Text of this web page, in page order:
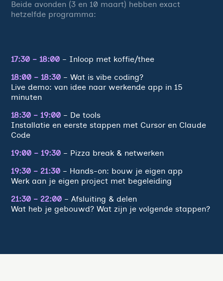
Beide avonden (3 en 10 maart) hebben exact
hetzelfde programma:
17:30 – 18:00 – Inloop met koffie/thee
18:00 – 18:30 – Wat is vibe coding?
Live demo: van idee naar werkende app in 15
minuten
18:30 – 19:00 – De tools
Installatie en eerste stappen met Cursor en Claude
Code
19:00 – 19:30 – Pizza break & netwerken
19:30 – 21:30 – Hands-on: bouw je eigen app
Werk aan je eigen project met begeleiding
21:30 – 22:00 – Afsluiting & delen
Wat heb je gebouwd? Wat zijn je volgende stappen?